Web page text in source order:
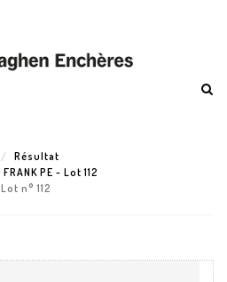
Résultat
FRANK PE - Lot 112
Lot n° 112